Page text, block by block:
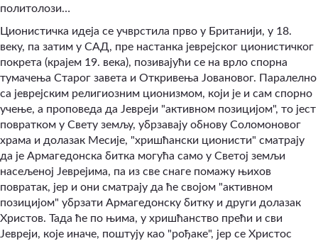
политолози…
Ционистичка идеја се учврстила прво у Британији, у 18.
веку, па затим у САД, пре настанка јеврејског ционистичког
покрета (крајем 19. века), позивајући се на врло спорна
тумачења Старог завета и Откривења Јовановог. Паралелно
са јеврејским религиозним ционизмом, који је и сам спорно
учење, а проповеда да Јевреји "активном позицијом", то јест
повратком у Свету земљу, убрзавају обнову Соломоновог
храма и долазак Месије, "хришћански ционисти" сматрају
да је Армагедонска битка могућа само у Светој земљи
насељеној Јеврејима, па из све снаге помажу њихов
повратак, јер и они сматрају да ће својом "активном
позицијом" убрзати Армагедонску битку и други долазак
Христов. Тада ће по њима, у хришћанство прећи и сви
Јевреји, које иначе, поштују као "рођаке", јер се Христос